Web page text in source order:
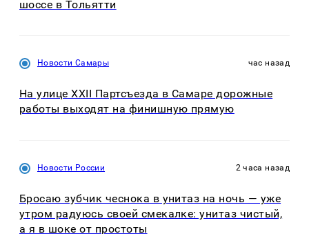
шоссе в Тольятти
Новости Самары час назад
На улице XXII Партсъезда в Самаре дорожные
работы выходят на финишную прямую
Новости России 2 часа назад
Бросаю зубчик чеснока в унитаз на ночь — уже
утром радуюсь своей смекалке: унитаз чистый,
а я в шоке от простоты